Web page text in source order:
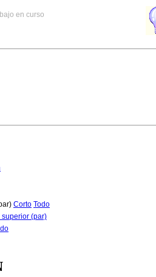
en curso
Corto Todo
(par)